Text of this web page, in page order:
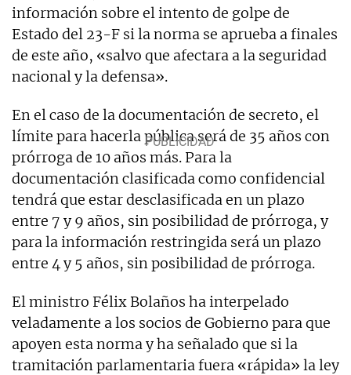
información sobre el intento de golpe de
Estado del 23-F si la norma se aprueba a finales
de este año, «salvo que afectara a la seguridad
nacional y la defensa».
En el caso de la documentación de secreto, el
límite para hacerla pública será de 35 años con
prórroga de 10 años más. Para la
documentación clasificada como confidencial
tendrá que estar desclasificada en un plazo
entre 7 y 9 años, sin posibilidad de prórroga, y
para la información restringida será un plazo
entre 4 y 5 años, sin posibilidad de prórroga.
El ministro Félix Bolaños ha interpelado
veladamente a los socios de Gobierno para que
apoyen esta norma y ha señalado que si la
tramitación parlamentaria fuera «rápida» la ley